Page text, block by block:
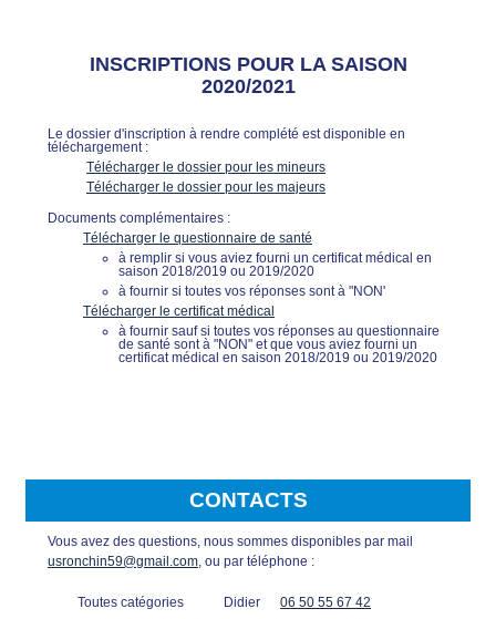
INSCRIPTIONS POUR LA SAISON
2020/2021
Le dossier d'inscription à rendre complété est disponible en
téléchargement :
Télécharger le dossier pour les mineurs
Télécharger le dossier pour les majeurs
Documents complémentaires :
Télécharger le questionnaire de santé
à remplir si vous aviez fourni un certificat médical en
saison 2018/2019 ou 2019/2020
à fournir si toutes vos réponses sont à "NON'
Télécharger le certificat médical
à fournir sauf si toutes vos réponses au questionnaire
de santé sont à "NON" et que vous aviez fourni un
certificat médical en saison 2018/2019 ou 2019/2020
CONTACTS
Vous avez des questions, nous sommes disponibles par mail
usronchin59@gmail.com , ou par téléphone :
Toutes catégories Didier
06 50 55 67 42